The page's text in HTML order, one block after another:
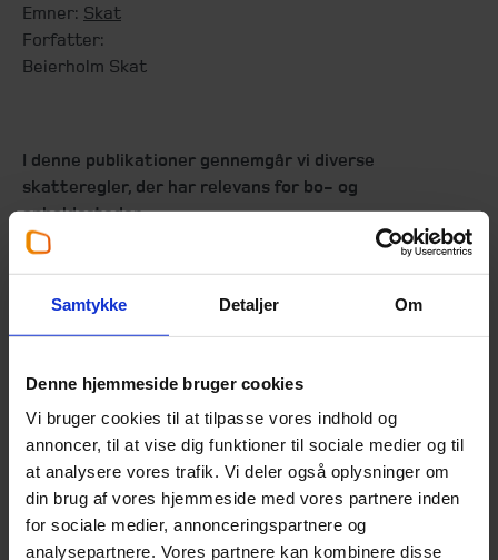
Samtykke Detaljer Om
Denne hjemmeside bruger cookies
Vi bruger cookies til at tilpasse vores indhold og
annoncer, til at vise dig funktioner til sociale medier og til
at analysere vores trafik. Vi deler også oplysninger om
din brug af vores hjemmeside med vores partnere inden
for sociale medier, annonceringspartnere og
analysepartnere. Vores partnere kan kombinere disse
Emner: Skat
Forfatter:
Beierholm Skat
I denne publikationer gennemgår vi diverse
skatteregler, der har relevans for bo- og
opholdssteder.
medarbejderne og eventuel indberetnings- og
indeholdelsespligt for bo- og opholdsstederne.
Publikationen er opdateret pr. februar 2026.
Download publikationen